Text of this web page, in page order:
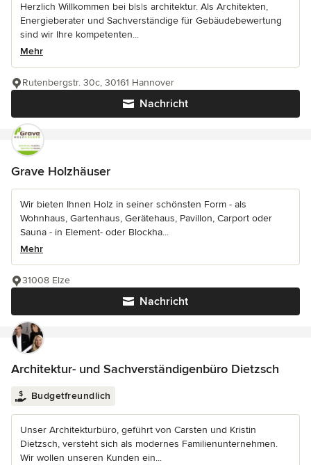
Herzlich Willkommen bei b|s|s architektur. Als Architekten,
Energieberater und Sachverständige für Gebäudebewertung
sind wir Ihre kompetenten...
Mehr
Nachricht
Rutenbergstr. 30c, 30161 Hannover
Grave Holzhäuser
Wir bieten Ihnen Holz in seiner schönsten Form - als
Wohnhaus, Gartenhaus, Gerätehaus, Pavillon, Carport oder
Sauna - in Element- oder Blockha...
Mehr
Nachricht
31008 Elze
Architektur- und Sachverständigenbüro Dietzsch
Budgetfreundlich
Unser Architekturbüro, geführt von Carsten und Kristin
Dietzsch, versteht sich als modernes Familienunternehmen.
Wir wollen unseren Kunden ein...